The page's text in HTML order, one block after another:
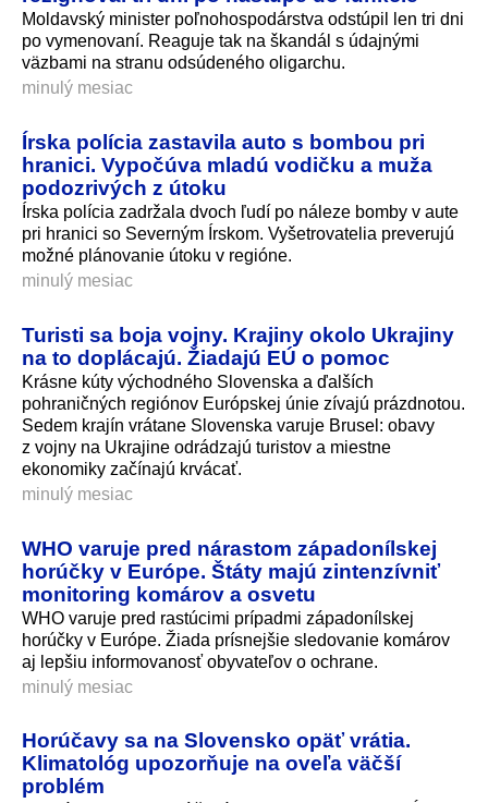
Moldavský minister poľnohospodárstva odstúpil len tri dni
po vymenovaní. Reaguje tak na škandál s údajnými
väzbami na stranu odsúdeného oligarchu.
minulý mesiac
Írska polícia zastavila auto s bombou pri
hranici. Vypočúva mladú vodičku a muža
podozrivých z útoku
Írska polícia zadržala dvoch ľudí po náleze bomby v aute
pri hranici so Severným Írskom. Vyšetrovatelia preverujú
možné plánovanie útoku v regióne.
minulý mesiac
Turisti sa boja vojny. Krajiny okolo Ukrajiny
na to doplácajú. Žiadajú EÚ o pomoc
Krásne kúty východného Slovenska a ďalších
pohraničných regiónov Európskej únie zívajú prázdnotou.
Sedem krajín vrátane Slovenska varuje Brusel: obavy
z vojny na Ukrajine odrádzajú turistov a miestne
ekonomiky začínajú krvácať.
minulý mesiac
WHO varuje pred nárastom západonílskej
horúčky v Európe. Štáty majú zintenzívniť
monitoring komárov a osvetu
WHO varuje pred rastúcimi prípadmi západonílskej
horúčky v Európe. Žiada prísnejšie sledovanie komárov
aj lepšiu informovanosť obyvateľov o ochrane.
minulý mesiac
Horúčavy sa na Slovensko opäť vrátia.
Klimatológ upozorňuje na oveľa väčší
problém